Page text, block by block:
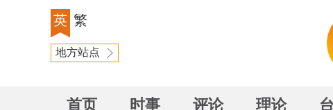
英 繁
地方站点
首页 时事 评论 理论